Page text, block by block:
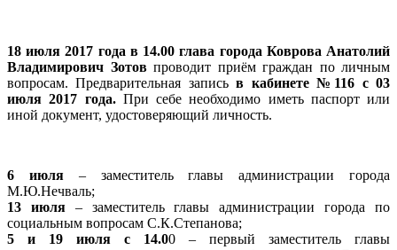
18 июля 2017 года в 14.00 глава города Коврова Анатолий
Владимирович Зотовпроводит приём граждан по личным
вопросам. Предварительная записьв кабинете №116 с 03
июля 2017 года.При себе необходимо иметь паспорт или
иной документ, удостоверяющий личность.
6 июля– заместитель главы администрации города
М.Ю.Нечваль;
13 июля– заместитель главы администрации города по
социальным вопросам С.К.Степанова;
5 и 19 июля с 14.00 – первый заместитель главы